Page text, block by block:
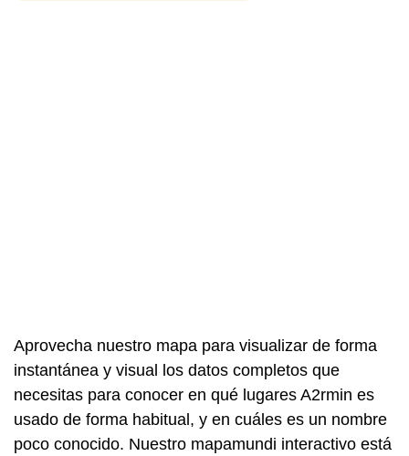
Aprovecha nuestro mapa para visualizar de forma
instantánea y visual los datos completos que
necesitas para conocer en qué lugares A2rmin es
usado de forma habitual, y en cuáles es un nombre
poco conocido. Nuestro mapamundi interactivo está